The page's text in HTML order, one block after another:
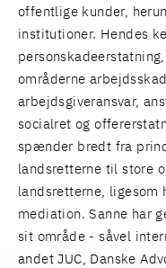
offentlige kunder,
institutioner. Hendes
områderne
arbejdsgiveransvar,
socialret og
spænder bredt fra
landsretterne til store
landsretterne, ligesom
mediation. Sanne har
sit område - såvel
andet JUC, Danske